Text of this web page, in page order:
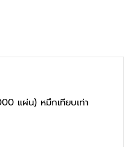
แผ่น) หมึกเทียบเท่า